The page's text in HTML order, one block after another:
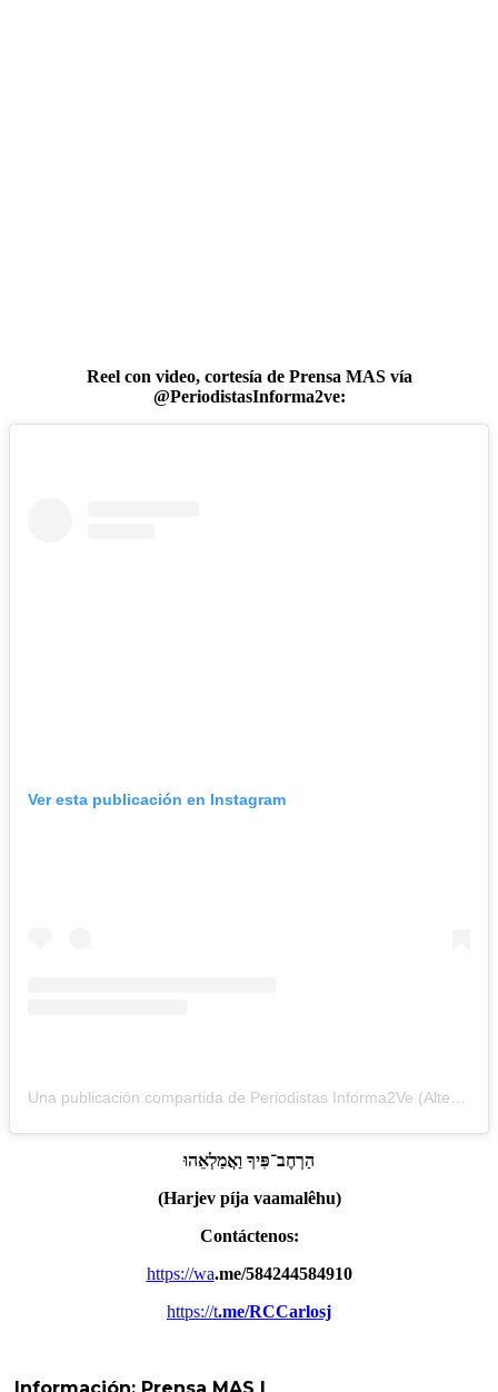
Reel con video, cortesía de Prensa MAS vía
@PeriodistasInforma2ve:
Ver esta publicación en Instagram
הַרְחֶב־פִּיךָ וַאֲמַלְאֵהוּ
(Harjev píja vaamalêhu)
Contáctenos:
https://wa.me/584244584910
https://t.me/RCCarlosj
Información: Prensa MAS |